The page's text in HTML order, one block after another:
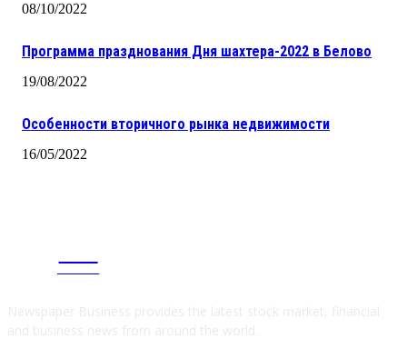
08/10/2022
Программа празднования Дня шахтера-2022 в Белово
19/08/2022
Особенности вторичного рынка недвижимости
16/05/2022
news